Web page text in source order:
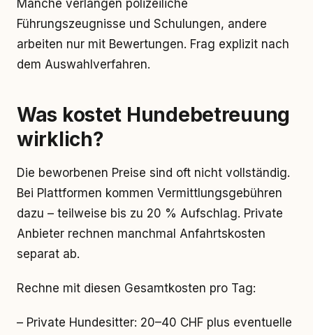
Manche verlangen polizeiliche
Führungszeugnisse und Schulungen, andere
arbeiten nur mit Bewertungen. Frag explizit nach
dem Auswahlverfahren.
Was kostet Hundebetreuung
wirklich?
Die beworbenen Preise sind oft nicht vollständig.
Bei Plattformen kommen Vermittlungsgebühren
dazu – teilweise bis zu 20 % Aufschlag. Private
Anbieter rechnen manchmal Anfahrtskosten
separat ab.
Rechne mit diesen Gesamtkosten pro Tag:
– Private Hundesitter: 20–40 CHF plus eventuelle